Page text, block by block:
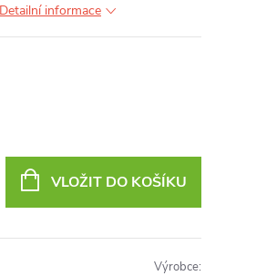
Detailní informace
VLOŽIT DO KOŠÍKU
Výrobce: